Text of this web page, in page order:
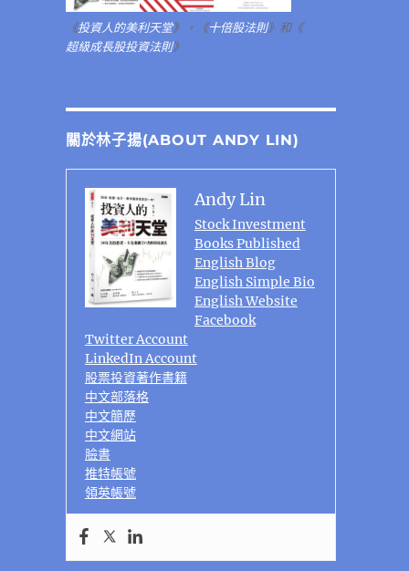
《投資人的美利天堂》，《十倍股法則》和《
超級成長股投資法則》
關於林子揚(ABOUT ANDY LIN)
Andy Lin
Stock Investment
Books Published
English Blog
English Simple Bio
English Website
Facebook
Twitter Account
LinkedIn Account
股票投資著作書籍
中文部落格
中文簡歷
中文網站
臉書
推特帳號
領英帳號